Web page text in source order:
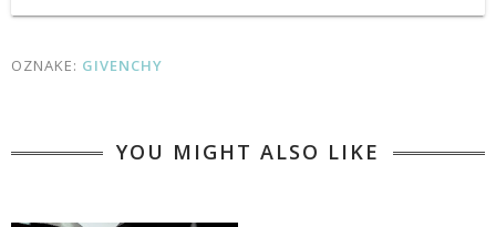
OZNAKE: GIVENCHY
YOU MIGHT ALSO LIKE